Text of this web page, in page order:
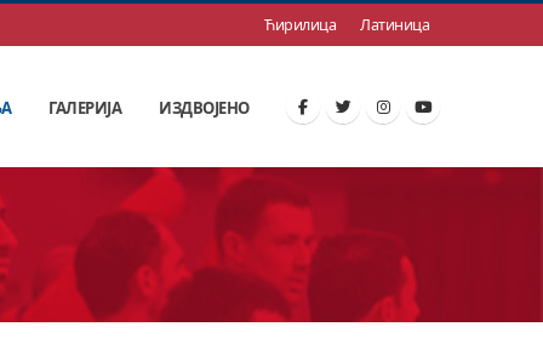
Ћирилица Латиница
ГАЛЕРИЈА ИЗДВОЈЕНО